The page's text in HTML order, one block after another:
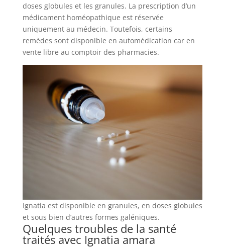
doses globules et les granules. La prescription d’un
médicament homéopathique est réservée
uniquement au médecin. Toutefois, certains
remèdes sont disponible en automédication car en
vente libre au comptoir des pharmacies.
Ignatia est disponible en granules, en doses globules
et sous bien d’autres formes galéniques.
Quelques troubles de la santé
traités avec Ignatia amara